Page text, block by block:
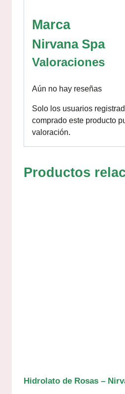
Marca
Nirvana Spa
Valoraciones
Aún no hay reseñas
Solo los usuarios
comprado este producto
valoración.
Productos
Hidrolato de Rosas –